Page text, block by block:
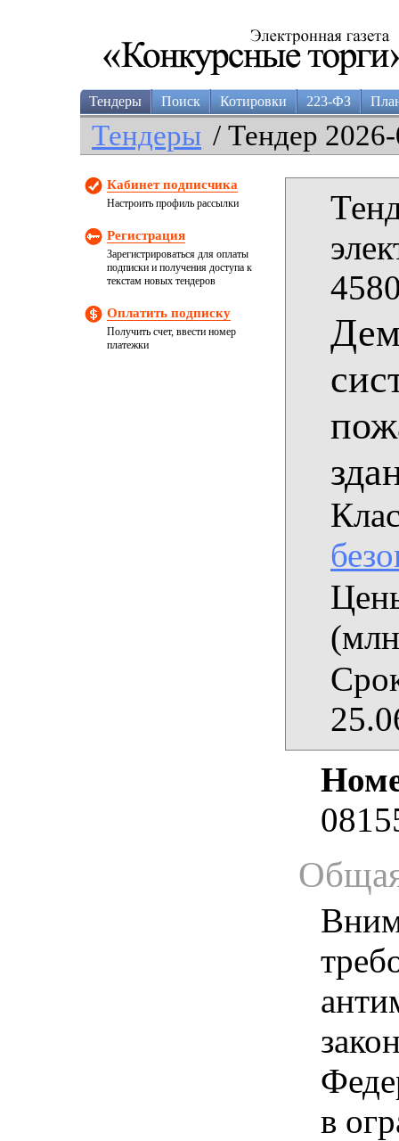
Тендеры Поиск Котировки 223-ФЗ
Тендеры / Тендер
Кабинет подписчика
Настроить профиль рассылки
Регистрация
Зарегистрироваться для оплаты
подписки и получения доступа к
текстам новых тендеров
Оплатить подписку
Получить счет, ввести номер
платежки
в